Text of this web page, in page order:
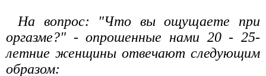
На вопрос: "Что вы ощущаете при
оргазме?" - опрошенные нами 20 - 25-
летние женщины отвечают следующим
образом: